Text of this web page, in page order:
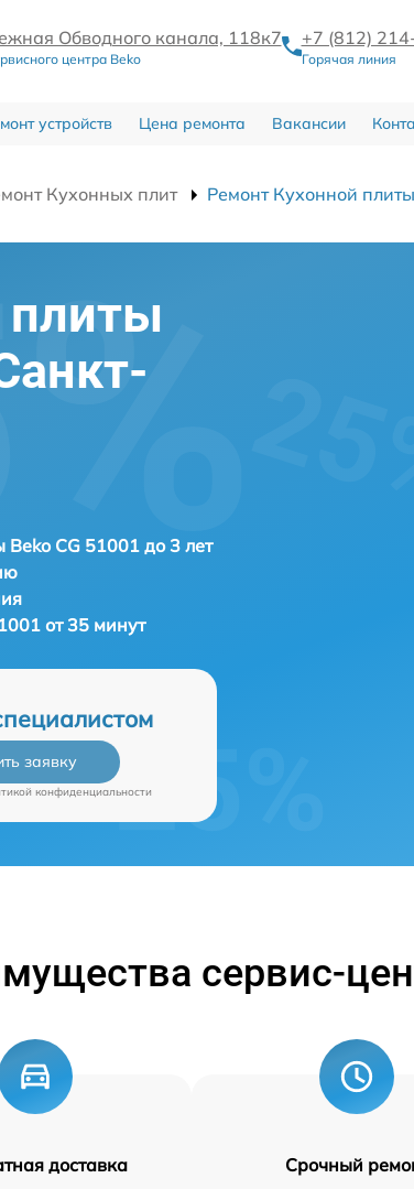
Обводного канала, 118к7
центра Beko
+7 (812)
Горячая линия
устройств Цена ремонта Вакансии
Кухонных плит Ремонт Кухонной
плиты
Beko CG 51001 до 3 лет
от 35 минут
заявку
конфиденциальности
сервис-
доставка Срочный